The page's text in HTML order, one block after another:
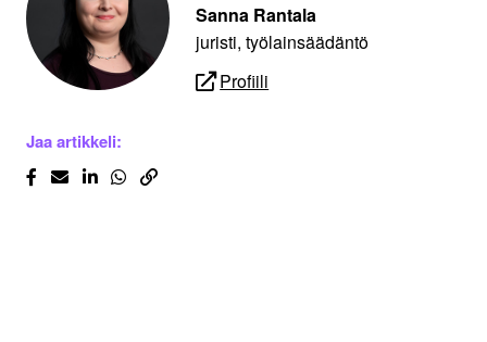
Sanna Rantala
juristi, työlainsäädäntö
Profiili
Jaa artikkeli: